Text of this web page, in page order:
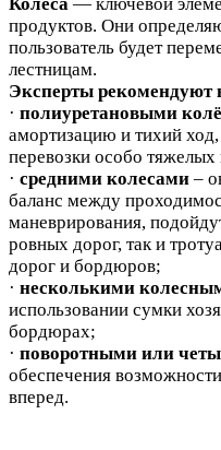
Колёса — ключевой
продуктов. Они
пользователь будет
лестницам.
Эксперты рекомендуют
· полиуретановыми
амортизацию и тихий
перевозки особо тяжелых
· средними колесами –
баланс между
маневрирования,
ровных дорог, так и
дорог и бордюров;
· несколькими
использовании сумки
бордюрах;
· поворотными или
обеспечения
вперед.